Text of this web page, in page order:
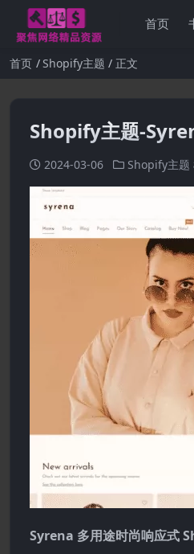
首页
首页 Shopify主题 正文
Shopify主题-
2024-03-06 Shopify主题
Syrena 多用途时尚响应式